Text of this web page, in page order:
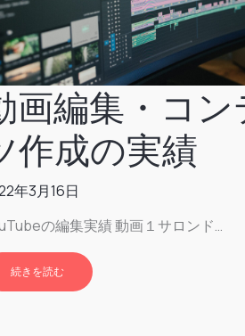
画編集・コン
作成の実績
年3月16日
の編集実績 動画１サロンド…
続きを読む